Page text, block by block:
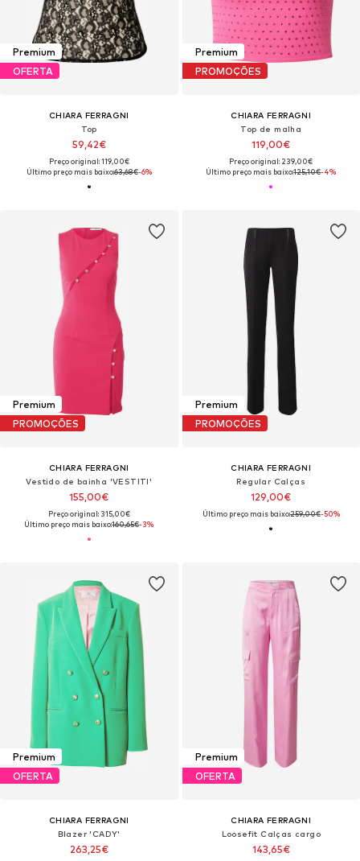
Premium
OFERTA
CHIARA FERRAGNI
Top
59,42€
Preço original: 119,00€
Último preço mais baixo:63,68€-6%
Premium
PROMOÇÕES
CHIARA FERRAGNI
Top de malha
119,00€
Preço original: 239,00€
Último preço mais baixo:125,10€-4%
Premium
PROMOÇÕES
CHIARA FERRAGNI
Vestido de bainha 'VESTITI'
155,00€
Preço original: 315,00€
Último preço mais baixo:160,65€-3%
Premium
PROMOÇÕES
CHIARA FERRAGNI
Regular Calças
129,00€
Último preço mais baixo:259,00€-50%
Premium
OFERTA
CHIARA FERRAGNI
Blazer 'CADY'
263,25€
Premium
OFERTA
CHIARA FERRAGNI
Loosefit Calças cargo
143,65€